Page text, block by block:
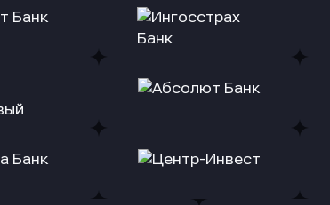
заявку
Оправить заявку
в Альфа-Банк
заявку
Банк
Оправить заявку
заявку
Оправить заявку